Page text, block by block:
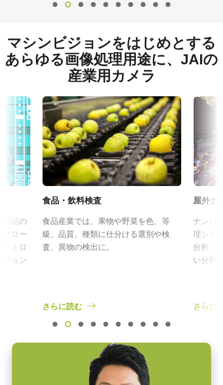
マシンビジョンをはじめとする
あらゆる画像処理用途に、JAIの
産業用カメラ
部品の
プロー
トロ
ジョン
食品・飲料検査
食品産業では、果物や野菜を色、等
級、品質、種類に仕分ける選別や検
査、異物の検出に。
さらに読む
屋外カ
ナンバ
理シス
分析、
い分野
さらに